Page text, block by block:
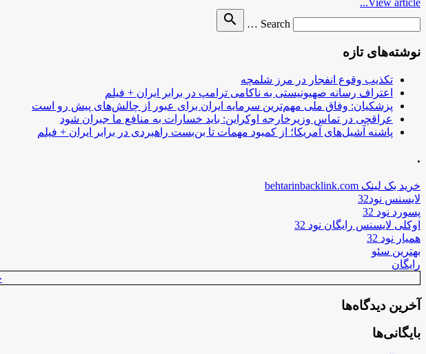
View article...
Search …
search
نوشته‌های تازه
تکذیب وقوع انفجار در مرز شلمچه
اعتراف رسانه صهیونیستی به ناکامی ترامپ در برابر ایران + فیلم
پزشکیان: وفاق ملی مهم‌ترین سرمایه ایران برای عبور از چالش‌های پیش رو است
عراقچی در تماس وزیرخارجه اوکراین: باید خسارات به منافع ما جبران شود
پاشنه آشیل‌های آمریکا؛ از کمبود مهمات تا بن‌بست راهبردی در برابر ایران + فیلم
.
خرید بک لینک behtarinbacklink.com
لایسنس نود32
پسورد نود 32
اوکلی لایسنس رایگان نود 32
همیار نود 32
بهترین سئو
رایگان
آخرین دیدگاه‌ها
بایگانی‌ها